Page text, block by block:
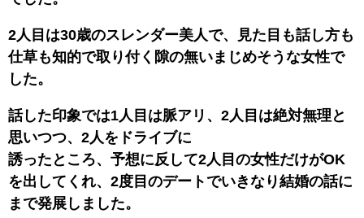
2人目は30歳のスレンダー美人で、見た目も話し方も
仕草も知的で取り付く隙の無いまじめそうな女性で
した。
話した印象では1人目は脈アリ、2人目は絶対無理と
思いつつ、2人をドライブに
誘ったところ、予想に反して2人目の女性だけがOK
を出してくれ、2度目のデートでいきなり結婚の話に
まで発展しました。